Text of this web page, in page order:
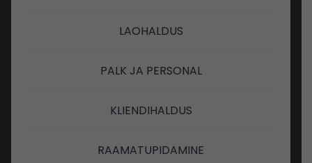
LAOHALDUS
PALK JA PERSONAL
KLIENDIHALDUS
RAAMATUPIDAMINE